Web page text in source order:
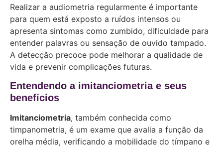
Realizar a audiometria regularmente é importante
para quem está exposto a ruídos intensos ou
apresenta sintomas como zumbido, dificuldade para
entender palavras ou sensação de ouvido tampado.
A detecção precoce pode melhorar a qualidade de
vida e prevenir complicações futuras.
Entendendo a imitanciometria e seus
benefícios
Imitanciometria, também conhecida como
timpanometria, é um exame que avalia a função da
orelha média, verificando a mobilidade do tímpano e